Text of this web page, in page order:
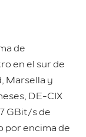
de
en el sur de
Marsella y
DE-CIX
GBit/s de
por encima de